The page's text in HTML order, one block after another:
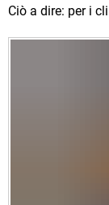
Ciò a dire: per i